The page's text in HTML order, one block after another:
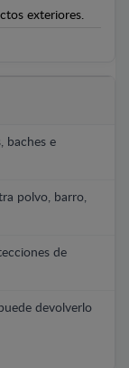
exteriores.
baches e
polvo, barro,
de
devolverlo